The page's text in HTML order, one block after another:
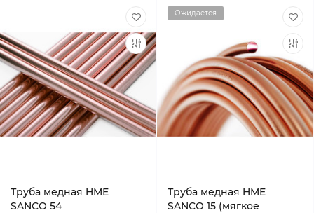
Труба медная HME
SANCO 54
Ожидается
Труба медная HME
SANCO 15 (мягкое